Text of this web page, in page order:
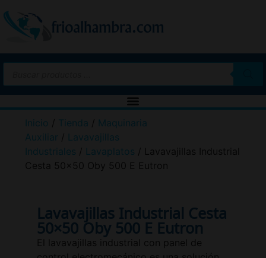
Inicio / Tienda / Maquinaria
Auxiliar / Lavavajillas
Industriales / Lavaplatos / Lavavajillas Industrial
Cesta 50×50 Oby 500 E Eutron
Lavavajillas Industrial Cesta
50×50 Oby 500 E Eutron
El lavavajillas industrial con panel de